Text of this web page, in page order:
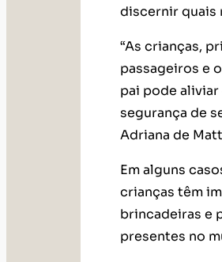
discernir quais
“As crianças,
passageiros e
pai pode aliviar
segurança de
Adriana de
Em alguns
crianças têm
brincadeiras e
presentes no